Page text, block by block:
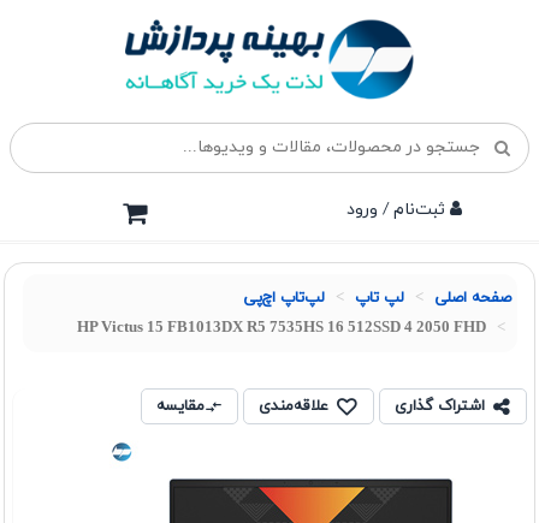
ثبت‌نام / ورود
صفحه اصلی لپ تاپ لپ‌تاپ اچ‌پی
HP Victus 15 FB1013DX R5 7535HS 16 512SSD 4 2050 FHD
اشتراک گذاری علاقه‌مندی مقایسه